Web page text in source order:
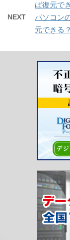
ば復元で
NEXT
パソコン
元できる？